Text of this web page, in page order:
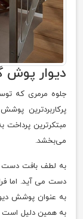
دیوار پوش
جلوه مرمری که
پرکاربردترین
مبتکرترین
می‌بخشد.
به لطف بافت دست
دست می آید. اما
به عنوان پوشش
به همین دلیل است